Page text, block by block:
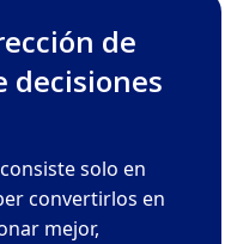
de
decisiones
solo en
convertirlos en
mejor,